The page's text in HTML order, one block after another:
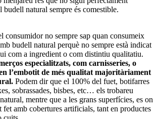
budell natural sempre és comestible.
consumidor no sempre sap quan consumeix
budell natural perquè no sempre està indicat
com a ingredient o com distintiu qualitatiu.
especialitzats, com carnisseries, o
l’embotit de més qualitat majoritàriament
Podem dir que el 100% del fuet, botifarres
sobrassades, bisbes, etc… els trobareu
mentre que a les grans superfícies, es on
fet amb cobertures artificials, tant en productes